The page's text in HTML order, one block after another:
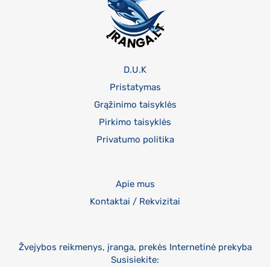
D.U.K
Pristatymas
Grąžinimo taisyklės
Pirkimo taisyklės
Privatumo politika
Apie mus
Kontaktai / Rekvizitai
Žvejybos reikmenys, įranga, prekės Internetinė prekyba
Susisiekite: